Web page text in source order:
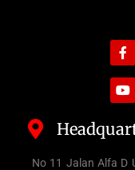
f
No 11 Jalan Alfa D